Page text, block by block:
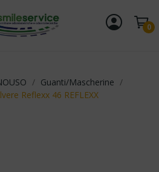
0
Guanti/Mascherine
Reflexx 46 REFLEXX